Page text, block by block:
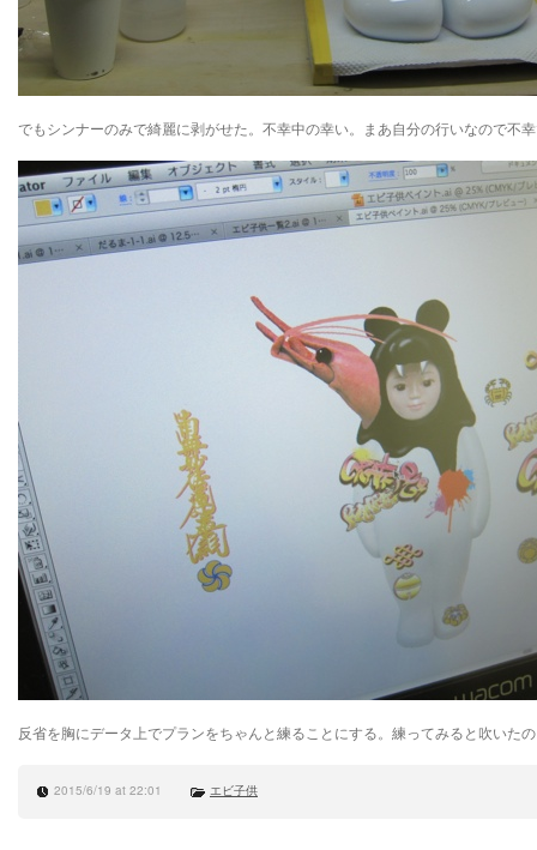
でもシンナーのみで綺麗に剥がせた。不幸中の幸い。まあ自分の行いなので不
反省を胸にデータ上でプランをちゃんと練ることにする。練ってみると吹いた
2015/6/19 at 22:01 エビ子供